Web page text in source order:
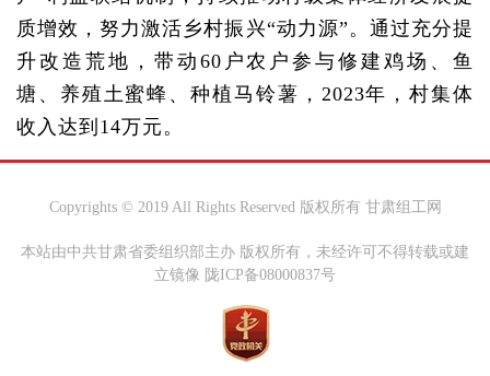
质增效，努力激活乡村振兴“动力源”。通过充分提
升改造荒地，带动60户农户参与修建鸡场、鱼
塘、养殖土蜜蜂、种植马铃薯，2023年，村集体
收入达到14万元。
Copyrights © 2019 All Rights Reserved 版权所有 甘肃组工网
本站由中共甘肃省委组织部主办 版权所有，未经许可不得转载或建
立镜像 陇ICP备08000837号